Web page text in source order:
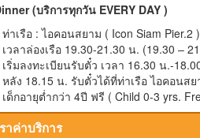
(บริการทุกวัน EVERY DAY )
ท่าเรือ : ไอคอนสยาม ( Icon Siam Pier.2 )
เวลาล่องเรือ 19.30-21.30 น. (19.30 –
เริ่มลงทะเบียนรับตั๋ว เวลา 16.30 น.-
หลัง 18.15 น. รับตั๋วได้ที่ท่าเรือ ไอคอนสย
เด็กอายุต่ำกว่า 4ปี ฟรี ( Child 0-3 yrs.
าค่าบริการ